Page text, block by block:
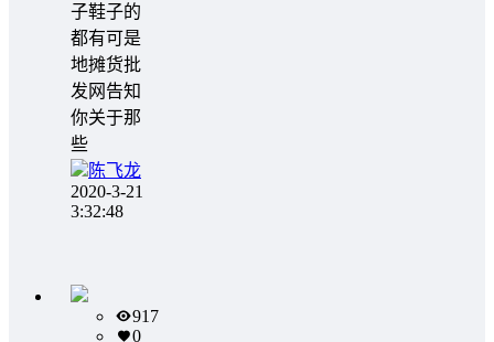
子鞋子的
都有可是
地摊货批
发网告知
你关于那
些
陈飞龙
2020-3-21
3:32:48
917
0